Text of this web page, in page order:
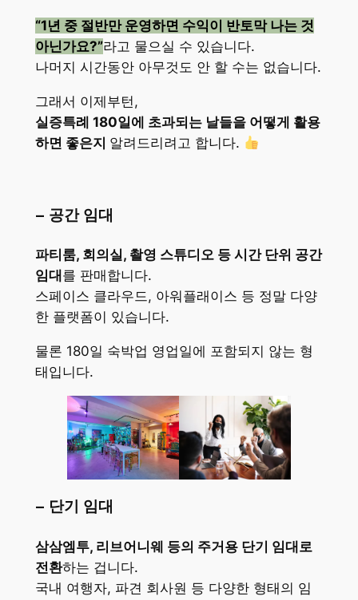
“1년 중 절반만 운영하면 수익이 반토막 나는 것
아닌가요?”라고 물으실 수 있습니다.
나머지 시간동안 아무것도 안 할 수는 없습니다.
그래서 이제부턴,
실증특례 180일에 초과되는 날들을 어떻게 활용
하면 좋은지 알려드리려고 합니다.
– 공간 임대
파티룸, 회의실, 촬영 스튜디오 등 시간 단위 공간
임대 를 판매합니다.
스페이스 클라우드, 아워플래이스 등 정말 다양
한 플랫폼이 있습니다.
물론 180일 숙박업 영업일에 포함되지 않는 형
태입니다.
– 단기 임대
삼삼엠투, 리브어니웨 등의 주거용 단기 임대로
전환하는 겁니다.
국내 여행자, 파견 회사원 등 다양한 형태의 임